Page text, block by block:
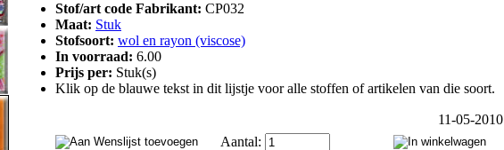
Stof/art code Fabrikant: CP032
Maat: Stuk
Stofsoort: wol en rayon (viscose)
In voorraad: 6.00
Prijs per: Stuk(s)
Klik op de blauwe tekst in dit lijstje voor alle stoffen of artikelen van die soort.
11-05-2010
Aantal: